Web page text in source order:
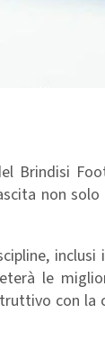
Brindisi
non
le
con la